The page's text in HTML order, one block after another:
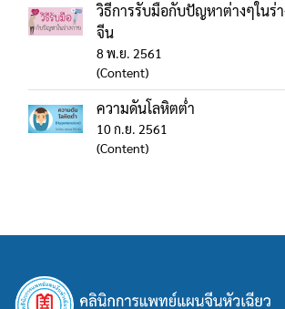
วิธีการรับมือกับปัญหาต่างๆในร่
จีน
8 พ.ย. 2561
(Content)
ความดันโลหิตต่ำ
10 ก.ย. 2561
(Content)